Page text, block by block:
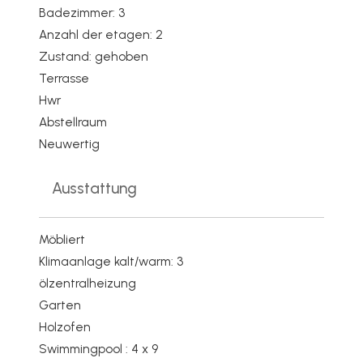
Badezimmer: 3
Anzahl der etagen: 2
Zustand: gehoben
Terrasse
Hwr
Abstellraum
Neuwertig
Ausstattung
Möbliert
Klimaanlage kalt/warm: 3
ölzentralheizung
Garten
Holzofen
Swimmingpool : 4 x 9